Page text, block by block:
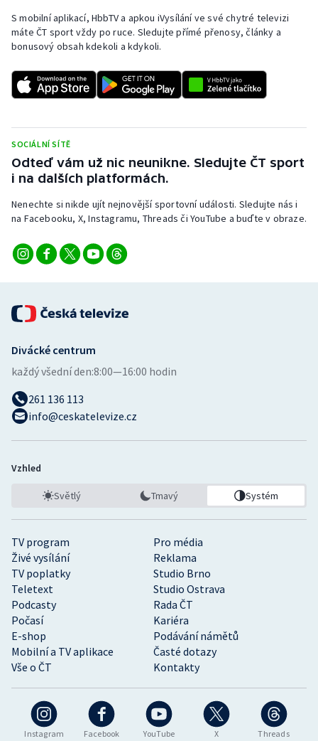
Rychlostní kanoistika
Short track
Sportovní střelba
Triatlon
Veslování
Vodní slalom
Volejbal
Ostatní
S mobilní aplikací, HbbTV a apkou iVysílání ve své chytré televizi
máte ČT sport vždy po ruce. Sledujte přímé přenosy, články a
bonusový obsah kdekoli a kdykoli.
SOCIÁLNÍ SÍTĚ
Odteď vám už nic neunikne. Sledujte ČT sport
i na dalších platformách.
Nenechte si nikde ujít nejnovější sportovní události. Sledujte nás i
na Facebooku, X, Instagramu, Threads či YouTube a buďte v obraze.
Instagram Facebook YouTube X Threads
TV program
Pro média
Živé vysílání
Reklama
TV poplatky
Studio Brno
Teletext
Studio Ostrava
Podcasty
Rada ČT
Počasí
Kariéra
E-shop
Podávání námětů
Mobilní a TV aplikace
Časté dotazy
Vše o ČT
Kontakty
Divácké centrum
každý všední den:8:00—16:00 hodin
261 136 113
info@ceskatelevize.cz
Vzhled
Světlý Tmavý Systém